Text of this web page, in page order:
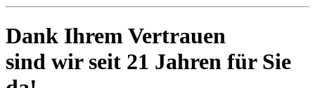
Dank Ihrem Vertrauen
sind wir seit 21 Jahren für Sie